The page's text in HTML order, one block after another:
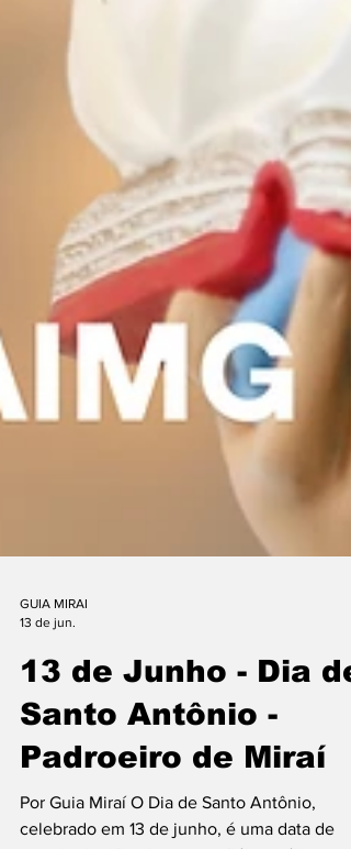
13 de jun.
13 de Junho - Dia de
Santo Antônio -
Padroeiro de Miraí
Por Guia Miraí O Dia de Santo Antônio,